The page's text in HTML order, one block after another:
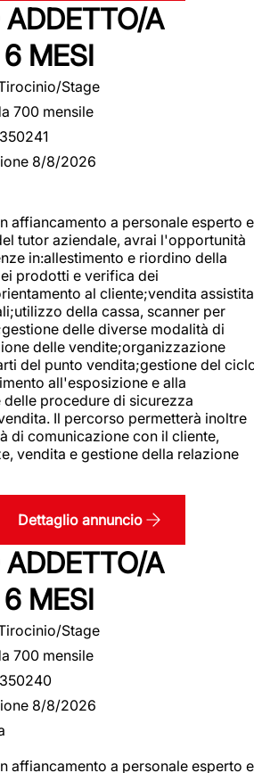
A
MESI
Stage
700 mensile
350241
8/8/2026
affiancamento a personale esperto e
tutor aziendale, avrai l'opportunità
in:allestimento e riordino della
prodotti e verifica dei
al cliente;vendita assistita
della cassa, scanner per
delle diverse modalità di
delle vendite;organizzazione
del punto vendita;gestione del
all'esposizione e alla
procedure di sicurezza
Il percorso permetterà inoltre
di comunicazione con il cliente,
vendita e gestione della relazione
Dettaglio annuncio
A
MESI
Stage
700 mensile
350240
8/8/2026
affiancamento a personale esperto e